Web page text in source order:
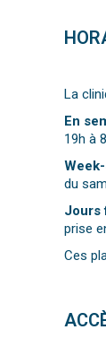
La
En
19h à
du
Jours
prise
Ces